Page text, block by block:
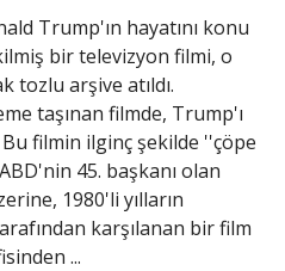
Trump'ın hayatını konu
bir televizyon filmi, o
tozlu arşive atıldı.
taşınan filmde, Trump'ı
Bu filmin ilginç şekilde ''çöpe
45. başkanı olan
1980'li yılların
karşılanan bir film
...